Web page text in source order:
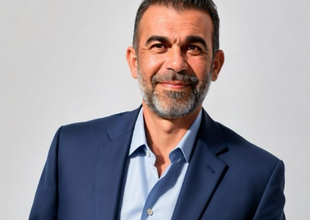
Camerele de hotel sunt, prin natura lor, spații apropiate
unele de altele, separate de pereți care nu pot fi făcuți
infinit de groși din motive practice și economice.
Zgomotul pașilor din camera de sus sau din coridorul
adiacent rămâne una dintre cele mai frecvente
nemulțumiri semnalate de oaspeți în recenziile online,
chiar și la unități altfel apreciate pentru servicii și
locație. De multe ori, oaspeții nu identifică pardoseala
drept sursa reală a problemei, ci descriu simplu senzația
de spațiu zgomotos sau agitat.
Pardoseala joacă un rol important în absorbția acestor
sunete, mai ales în zonele de trecere frecventă dintre